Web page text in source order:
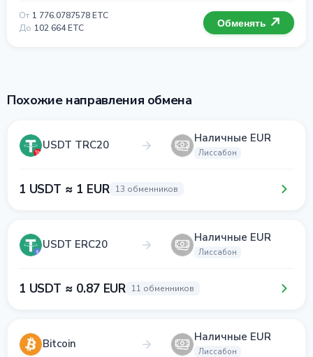
От 1 776.0787578 ETC
До 102 664 ETC Обменять
Похожие направления обмена
USDT TRC20 Наличные EUR
Лиссабон
1 USDT ≈ 1 EUR 13 обменников
USDT ERC20 Наличные EUR
Лиссабон
1 USDT ≈ 0.87 EUR 11 обменников
Bitcoin Наличные EUR
Лиссабон